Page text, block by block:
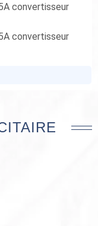
convertisseur
convertisseur